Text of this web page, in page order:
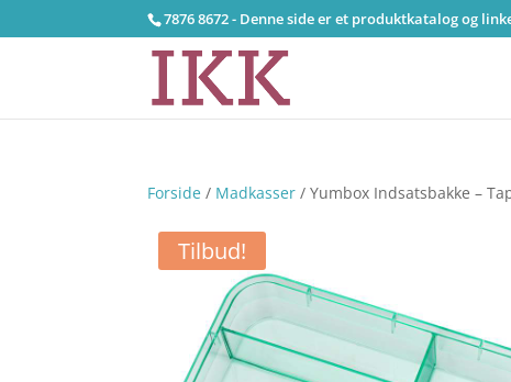
7876 8672 - Denne side er et produktkatalog og
Forside / Madkasser / Yumbox Indsatsbakke –
Tilbud!